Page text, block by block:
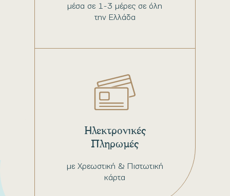
μέσα σε 1-3 μέρες σε όλη
την Ελλάδα
με Χρεωστική & Πιστωτική
κάρτα
Ηλεκτρονικές
Πληρωμές